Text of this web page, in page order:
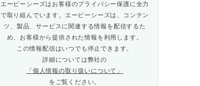
エーピーシーズはお客様のプライバシー保護に全力
で取り組んでいます。エーピーシーズは、コンテン
ツ、製品、サービスに関連する情報を配信するた
め、お客様から提供された情報を利用します。
この情報配信はいつでも停止できます。
詳細については弊社の
「個人情報の取り扱いについて」
をご覧ください。